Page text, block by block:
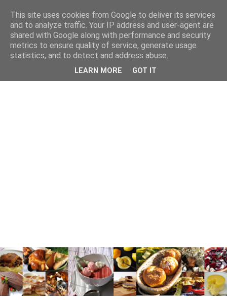
This site uses cookies from Google to deliver its services
and to analyze traffic. Your IP address and user-agent are
shared with Google along with performance and security
metrics to ensure quality of service, generate usage
statistics, and to detect and address abuse.
LEARN MORE GOT IT